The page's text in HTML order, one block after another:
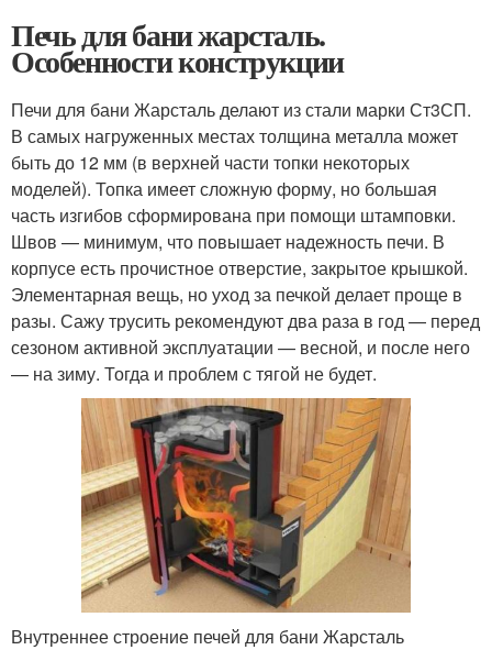
Печь для бани жарсталь.
Особенности конструкции
Печи для бани Жарсталь делают из стали марки Ст3СП.
В самых нагруженных местах толщина металла может
быть до 12 мм (в верхней части топки некоторых
моделей). Топка имеет сложную форму, но большая
часть изгибов сформирована при помощи штамповки.
Швов — минимум, что повышает надежность печи. В
корпусе есть прочистное отверстие, закрытое крышкой.
Элементарная вещь, но уход за печкой делает проще в
разы. Сажу трусить рекомендуют два раза в год — перед
сезоном активной эксплуатации — весной, и после него
— на зиму. Тогда и проблем с тягой не будет.
Внутреннее строение печей для бани Жарсталь